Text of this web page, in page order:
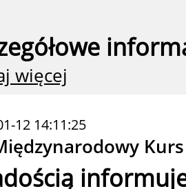
więcej
12 14:11:25